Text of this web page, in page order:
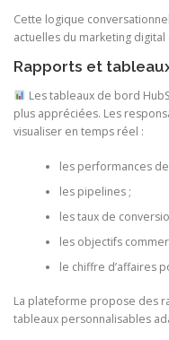
Cette logique
actuelles du marketing
Rapports et
Les tableaux de bord
plus appréciées. Les
visualiser en temps réel :
les performances
les pipelines ;
les taux de
les objectifs
le chiffre d’affaires
La plateforme propose des
tableaux personnalisables